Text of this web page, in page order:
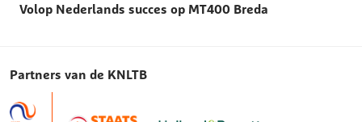
Volop Nederlands succes op MT400 Breda
Partners van de KNLTB